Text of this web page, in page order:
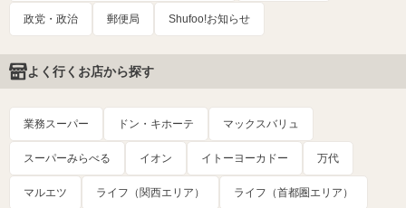
政党・政治 郵便局 Shufoo!お知らせ
よく行くお店から探す
業務スーパー ドン・キホーテ マックスバリュ
スーパーみらべる イオン イトーヨーカドー 万代
マルエツ ライフ（関西エリア） ライフ（首都圏エリア）